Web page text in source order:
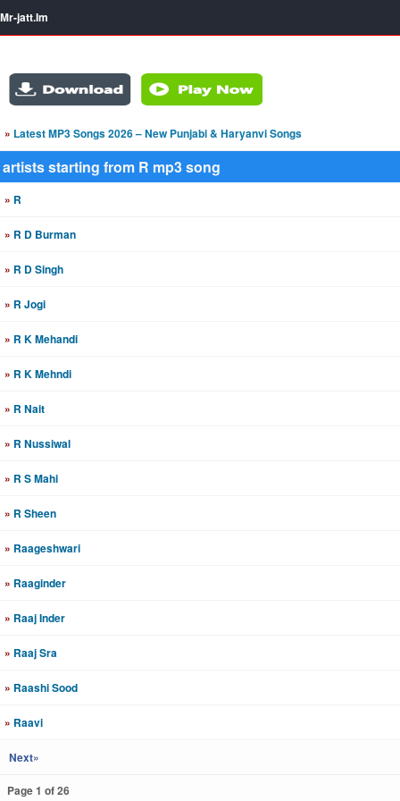
Mr-jatt.Im
» Latest MP3 Songs 2026 – New Punjabi & Haryanvi Songs
artists starting from R mp3 song
» R
» R D Burman
» R D Singh
» R Jogi
» R K Mehandi
» R K Mehndi
» R Nait
» R Nussiwal
» R S Mahi
» R Sheen
» Raageshwari
» Raaginder
» Raaj Inder
» Raaj Sra
» Raashi Sood
» Raavi
Next»
Page 1 of 26